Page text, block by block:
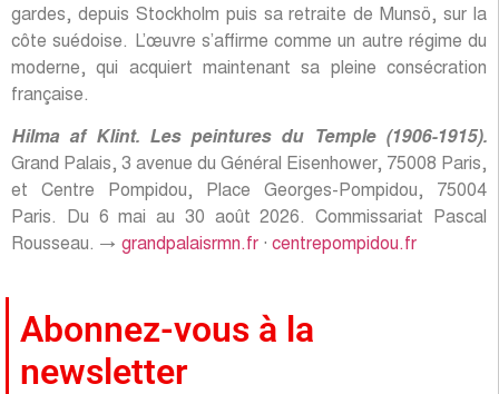
gardes, depuis Stockholm puis sa retraite de Munsö, sur la
côte suédoise. L’œuvre s’affirme comme un autre régime du
moderne, qui acquiert maintenant sa pleine consécration
française.
Hilma af Klint. Les peintures du Temple (1906-1915).
Grand Palais, 3 avenue du Général Eisenhower, 75008 Paris,
et Centre Pompidou, Place Georges-Pompidou, 75004
Paris. Du 6 mai au 30 août 2026. Commissariat Pascal
Rousseau. → grandpalaisrmn.fr · centrepompidou.fr
Abonnez-vous à la
newsletter